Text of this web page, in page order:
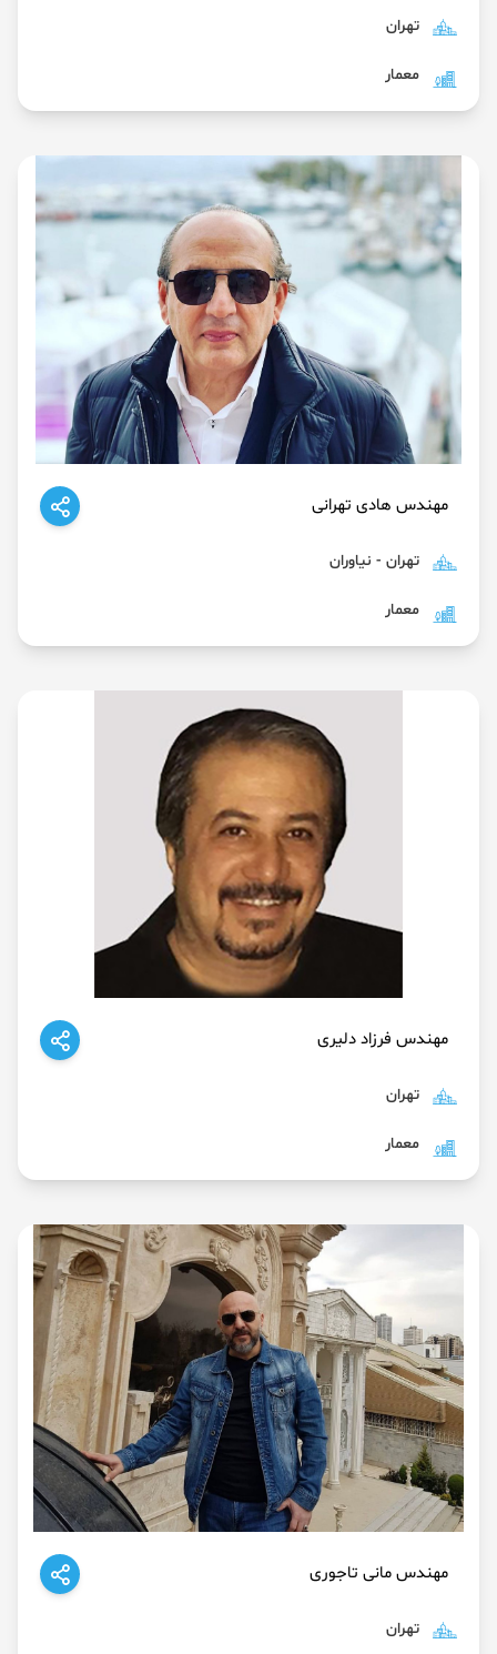
تهران
معمار
مهندس هادی تهرانی
تهران - نیاوران
معمار
مهندس فرزاد دلیری
تهران
معمار
مهندس مانی تاجوری
تهران